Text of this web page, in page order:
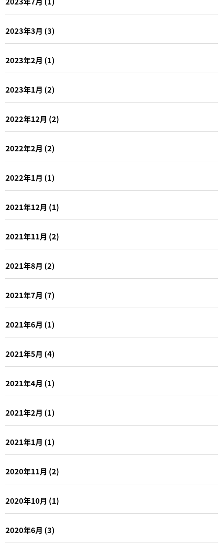
2023年3月 (3)
2023年2月 (1)
2023年1月 (2)
2022年12月 (2)
2022年2月 (2)
2022年1月 (1)
2021年12月 (1)
2021年11月 (2)
2021年8月 (2)
2021年7月 (7)
2021年6月 (1)
2021年5月 (4)
2021年4月 (1)
2021年2月 (1)
2021年1月 (1)
2020年11月 (2)
2020年10月 (1)
2020年6月 (3)